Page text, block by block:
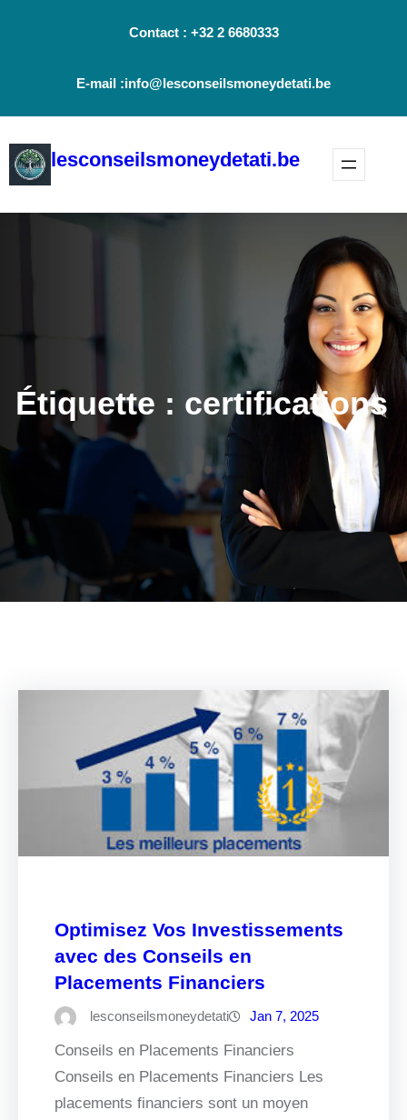
Contact : +32 2 6680333
E-mail :info@lesconseilsmoneydetati.be
lesconseilsmoneydetati.be
Étiquette : certifications
Optimisez Vos Investissements
avec des Conseils en
Placements Financiers
lesconseilsmoneydetati Jan 7, 2025
Conseils en Placements Financiers
Conseils en Placements Financiers Les
placements financiers sont un moyen